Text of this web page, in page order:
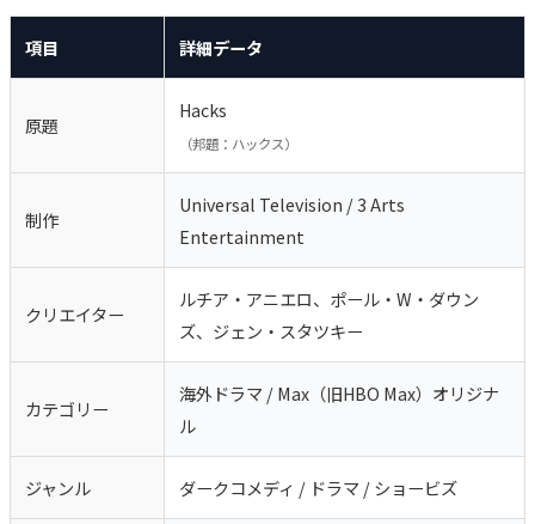
項目 詳細データ
原題
Hacks
（邦題：ハックス）
制作
Universal Television / 3 Arts
Entertainment
クリエイター
ルチア・アニエロ、ポール・W・ダウン
ズ、ジェン・スタツキー
カテゴリー
海外ドラマ / Max（旧HBO Max）オリジナ
ル
ジャンル ダークコメディ / ドラマ / ショービズ